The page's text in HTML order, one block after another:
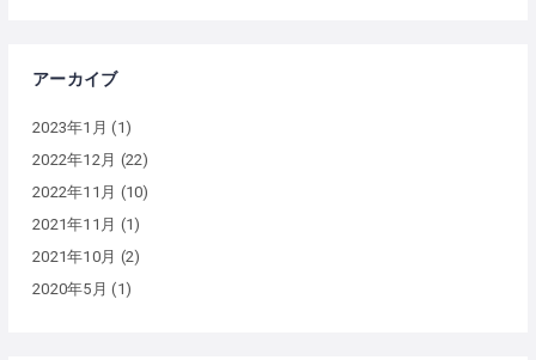
アーカイブ
2023年1月 (1)
2022年12月 (22)
2022年11月 (10)
2021年11月 (1)
2021年10月 (2)
2020年5月 (1)